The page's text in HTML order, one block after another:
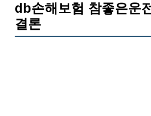
db손해보험 참좋은운
결론